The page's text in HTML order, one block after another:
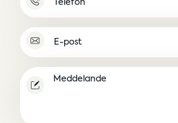
E-
post
(Obligatoriskt)
Meddelande